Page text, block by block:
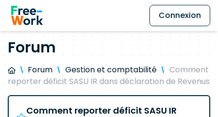
Connexion
Forum
Forum Gestion et comptabilité
Comment
reporter déficit SASU IR dans déclaration de Revenus
Comment reporter déficit SASU IR